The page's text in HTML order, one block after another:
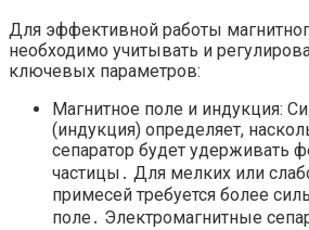
Для эффективной работы
необходимо учитывать и
ключевых параметров:
Магнитное поле и индукция:
(индукция) определяет,
сепаратор будет удерживать
частицы․ Для мелких или
примесей требуется более
поле․ Электромагнитные